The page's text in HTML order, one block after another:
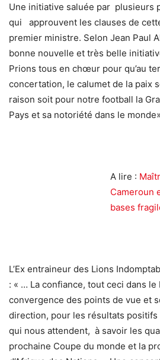
Une initiative saluée par plusieurs
qui approuvent les clauses de
premier ministre. Selon Jean Paul
bonne nouvelle et très belle
Prions tous en chœur pour qu’au
concertation, le calumet de la paix
raison soit pour notre football la
Pays et sa notoriété dans le
A lire :
Cameroun
bases
L’Ex entraineur des Lions
: « … La confiance, tout ceci dans
convergence des points de vue et
direction, pour les résultats
qui nous attendent, à savoir les
prochaine Coupe du monde et la